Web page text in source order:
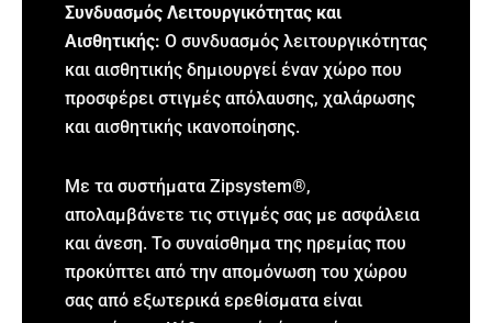
Συνδυασμός Λειτουργικότητας και
Αισθητικής: Ο συνδυασμός λειτουργικότητας
και αισθητικής δημιουργεί έναν χώρο που
προσφέρει στιγμές απόλαυσης, χαλάρωσης
και αισθητικής ικανοποίησης.
Με τα συστήματα Zipsystem®,
απολαμβάνετε τις στιγμές σας με ασφάλεια
και άνεση. Το συναίσθημα της ηρεμίας που
προκύπτει από την απομόνωση του χώρου
σας από εξωτερικά ερεθίσματα είναι